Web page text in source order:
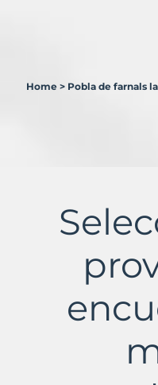
Municipio
Murbalands
Home > Pobla de farnals